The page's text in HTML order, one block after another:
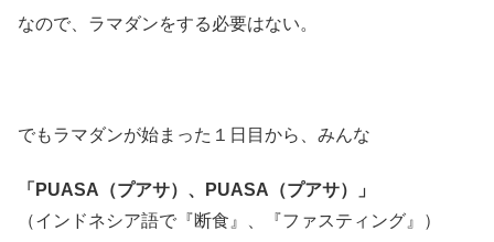
なので、ラマダンをする必要はない。
でもラマダンが始まった１日目から、みんな
「PUASA（プアサ）、PUASA（プアサ）」
（インドネシア語で『断食』、『ファスティング』）